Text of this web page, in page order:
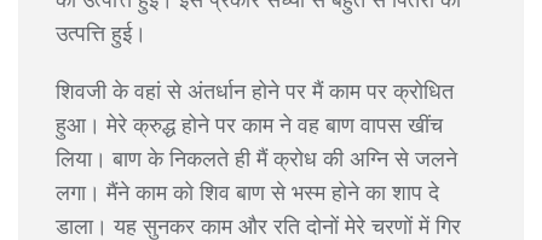
उत्पत्ति हुई।
शिवजी के वहां से अंतर्धान होने पर मैं काम पर क्रोधित
हुआ। मेरे क्रुद्ध होने पर काम ने वह बाण वापस खींच
लिया। बाण के निकलते ही मैं क्रोध की अग्नि से जलने
लगा। मैंने काम को शिव बाण से भस्म होने का शाप दे
डाला। यह सुनकर काम और रति दोनों मेरे चरणों में गिर